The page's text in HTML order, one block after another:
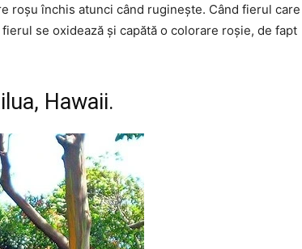
roșu închis atunci când ruginește. Când fierul care
se oxidează și capătă o colorare roșie, de fapt
Hawaii.